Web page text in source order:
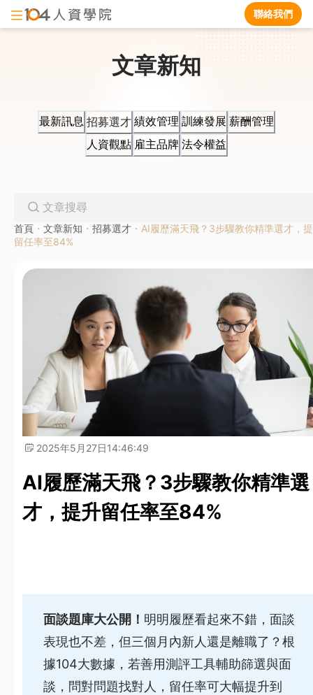
聯絡我們
文章新知
最新訊息 招募選才 績效管理 訓練發展 薪酬管理
人資觀點 雇主品牌 法令權益
首頁 ・ 文章新知 ・ 招募選才 ・ AI履歷滿天飛？3步驟教你精準選才，
留任率至84%
2025年5月27日14:46:49
AI履歷滿天飛？3步驟教你精準選
才，提升留任率至84%
面談題庫大公開！ 明明履歷看起來不錯，面談
表現也不差，但三個月內新人還是離職了？根
據104大數據，若善用測評工具輔助篩選與面
談，問對問題找對人，留任率可大幅提升到